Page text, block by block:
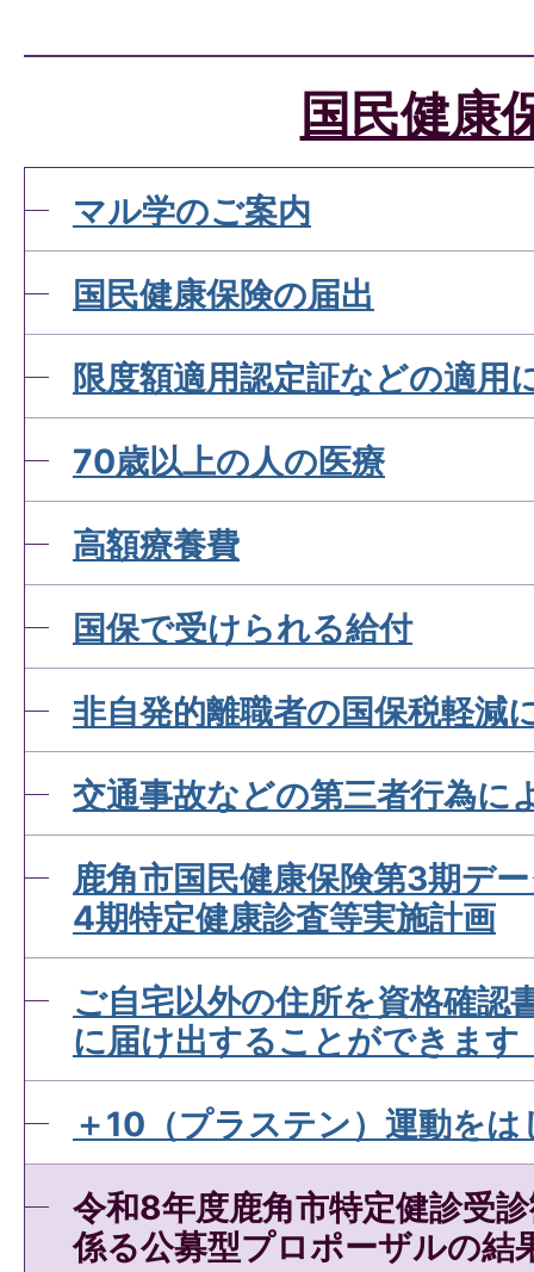
国民健康保険税の納付につ
国民健康保険税の軽減につ
が。
国民健康保険が使えない診
ですか
国民健康保険加入者が出産
付金について知りたい
国民健康保険資格確認書を
して欲しい
資格確認書とは？
資格情報のお知らせとは？
資格確認書が届きません。
国民健康
マル学のご案内
国民健康保険の届出
限度額適用認定証などの適用
70歳以上の人の医療
高額療養費
国保で受けられる給付
非自発的離職者の国保税軽減
交通事故などの第三者行為に
鹿角市国民健康保険第3期デ
4期特定健康診査等実施計画
ご自宅以外の住所を資格確認
に届け出することができます
＋10（プラステン）運動を
令和8年度鹿角市特定健診受
係る公募型プロポーザルの結